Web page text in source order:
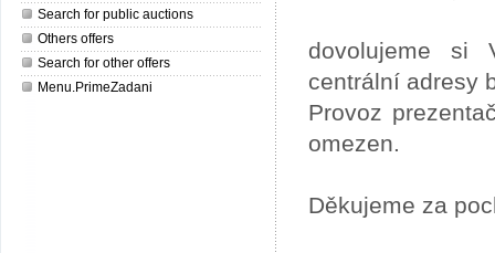
Search for public auctions
Others offers
Search for other offers
Menu.PrimeZadani
dovolujeme si
centrální adresy
Provoz
omezen.
Děkujeme za